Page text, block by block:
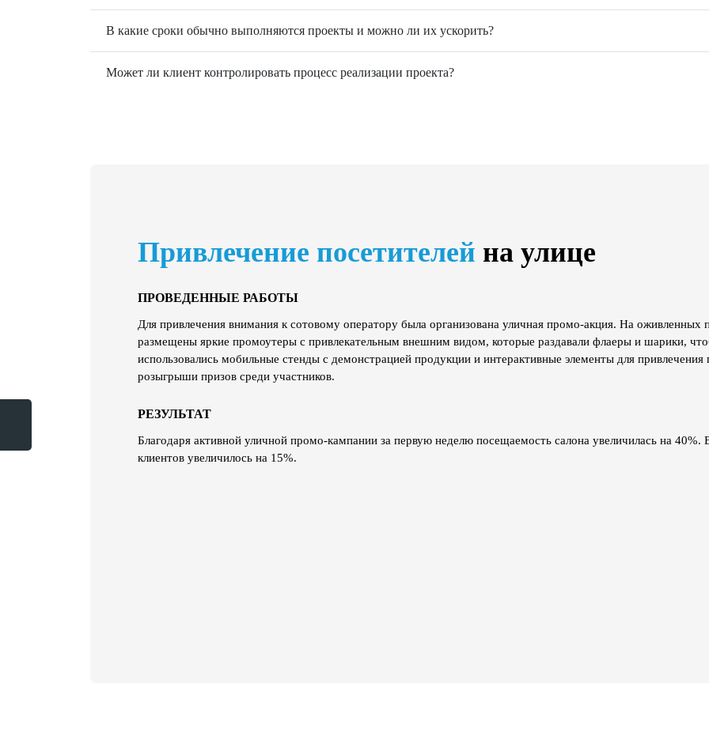
В какие сроки обычно выполняются проекты и можно ли их ускорить?
Может ли клиент контролировать процесс реализации проекта?
Привлечение посетителей на улице
ПРОВЕДЕННЫЕ РАБОТЫ
Для привлечения внимания к сотовому оператору была организована уличная промо-акция. На
размещены яркие промоутеры с привлекательным внешним видом, которые раздавали флаеры и шарики,
использовались мобильные стенды с демонстрацией продукции и интерактивные элементы для
розыгрыши призов среди участников.
РЕЗУЛЬТАТ
Благодаря активной уличной промо-кампании за первую неделю посещаемость салона увеличилась на 40%.
клиентов увеличилось на 15%.